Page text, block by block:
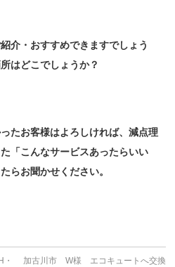
介・おすすめできますでしょう
はどこでしょうか？
たお客様はよろしければ、減点理
「こんなサービスあったらいい
らお聞かせください。
加古川市 W様 エコキュートへ交換